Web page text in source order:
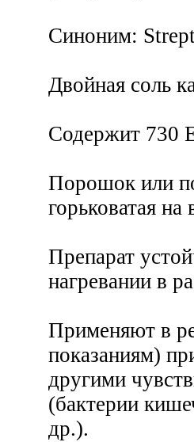
Синоним:
Двойная соль
Содержит 730
Порошок или
горьковатая
Препарат
нагревании в
Применяют в
показаниям)
другими
(бактерии
др.).